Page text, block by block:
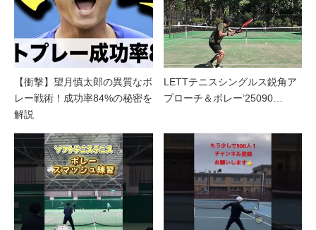
【衝撃】望月慎太郎の異質なボ
レー戦術！成功率84%の秘密を
解説
LETTテニスシングルス鋭角ア
プローチ＆ボレー’25090…